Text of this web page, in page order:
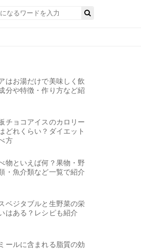
はお湯だけで美味しく飲
分や特徴・作り方など紹
チョコアイスのカロリー
どれくらい？ダイエット
方
物といえば何？果物・野
・魚介類など一覧で紹介
ベジタブルと生野菜の栄
はある？レシピも紹介
ールに含まれる脂質の効